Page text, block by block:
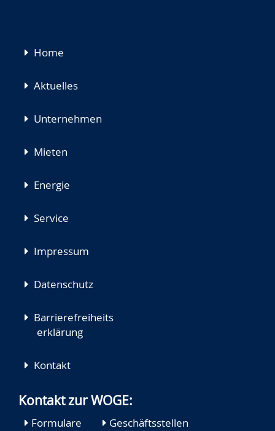
Navigation
Home
Aktuelles
Unternehmen
Mieten
Energie
Service
Impressum
Datenschutz
Barrierefreiheits
erklärung
Kontakt
Kontakt zur WOGE:
Formulare Geschäftsstellen